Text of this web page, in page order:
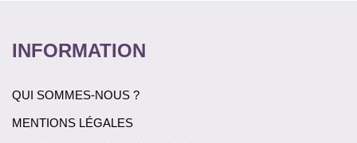
INFORMATION
QUI SOMMES-NOUS ?
MENTIONS LÉGALES